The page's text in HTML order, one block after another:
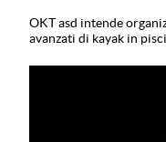
OKT asd intende
avanzati di kayak in